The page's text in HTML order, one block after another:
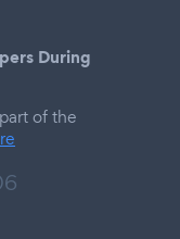
During
of the